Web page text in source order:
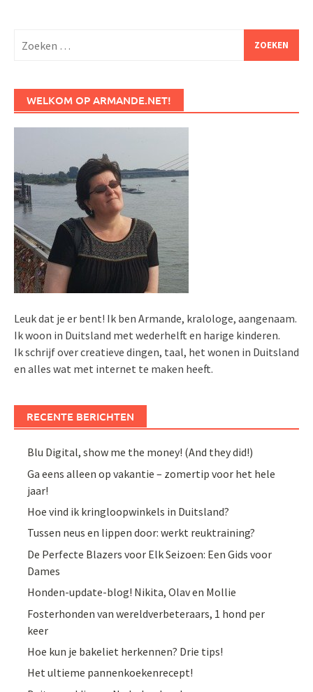
naar:
WELKOM OP ARMANDE.NET!
Leuk dat je er bent! Ik ben Armande, kralologe, aangenaam.
Ik woon in Duitsland met wederhelft en harige kinderen.
Ik schrijf over creatieve dingen, taal, het wonen in Duitsland
en alles wat met internet te maken heeft.
RECENTE BERICHTEN
Blu Digital, show me the money! (And they did!)
Ga eens alleen op vakantie – zomertip voor het hele
jaar!
Hoe vind ik kringloopwinkels in Duitsland?
Tussen neus en lippen door: werkt reuktraining?
De Perfecte Blazers voor Elk Seizoen: Een Gids voor
Dames
Honden-update-blog! Nikita, Olav en Mollie
Fosterhonden van wereldverbeteraars, 1 hond per
keer
Hoe kun je bakeliet herkennen? Drie tips!
Het ultieme pannenkoekenrecept!